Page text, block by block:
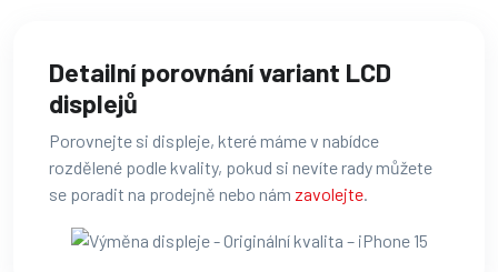
Detailní porovnání variant LCD
displejů
Porovnejte si displeje, které máme v nabídce
rozdělené podle kvality, pokud si nevíte rady můžete
se poradit na prodejně nebo nám zavolejte.